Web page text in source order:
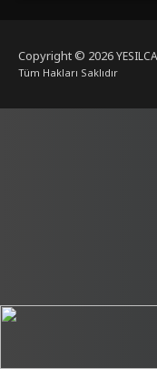
Copyright © 2026
Tüm Hakları Saklıdır